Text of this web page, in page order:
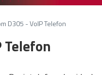
D305 - VoIP Telefon
Telefon